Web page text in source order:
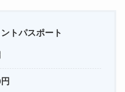
トパスポート